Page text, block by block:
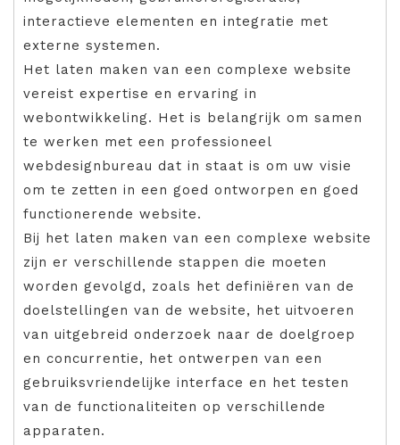
interactieve elementen en integratie met
externe systemen.
Het laten maken van een complexe website
vereist expertise en ervaring in
webontwikkeling. Het is belangrijk om samen
te werken met een professioneel
webdesignbureau dat in staat is om uw visie
om te zetten in een goed ontworpen en goed
functionerende website.
Bij het laten maken van een complexe website
zijn er verschillende stappen die moeten
worden gevolgd, zoals het definiëren van de
doelstellingen van de website, het uitvoeren
van uitgebreid onderzoek naar de doelgroep
en concurrentie, het ontwerpen van een
gebruiksvriendelijke interface en het testen
van de functionaliteiten op verschillende
apparaten.